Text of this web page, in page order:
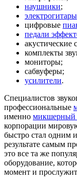
наушники;
электрогитары
цифровые
педали
акустические
комплекты
мониторы;
сабвуферы;
усилители.
Специалистов
профессиональные
именно микшерный
корпорации
быстро стал одним
результате самым
это все та же
оборудование,
момент и